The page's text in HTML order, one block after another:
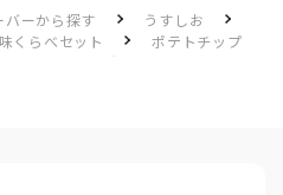
バーから探す
うすしお
くらべセット
ポテトチップ